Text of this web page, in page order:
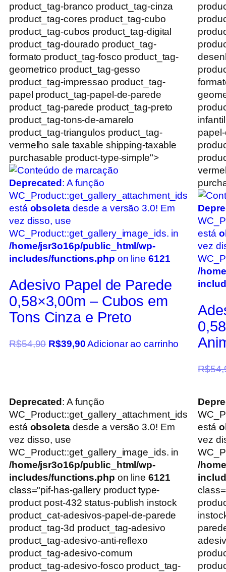
product_tag-branco product_tag-cinza
product_tag-cores product_tag-cubo
product_tag-cubos product_tag-digital
product_tag-dourado product_tag-
formato product_tag-fosco product_tag-
geometrico product_tag-gesso
product_tag-impressao product_tag-
papel product_tag-papel-de-parede
product_tag-parede product_tag-preto
product_tag-tons-de-amarelo
product_tag-triangulos product_tag-
vermelho sale taxable shipping-taxable
purchasable product-type-simple">
Deprecated : A função
WC_Product::get_gallery_attachment_ids
está obsoletadesde a versão 3.0! Em
vez disso, use
WC_Product::get_gallery_image_ids. in
/home/jsr3o16p/public_html/wp-
includes/functions.php on line 6121
Adesivo Papel de Parede
0,58×3,00m – Cubos em
Tons Cinza e Preto
R$54,90 R$39,90 Adicionar ao carrinho
está
vez
/
R$
Deprecated: A função
WC_Product::get_gallery_attachment_ids
está obsoletadesde a versão 3.0! Em
vez disso, use
WC_Product::get_gallery_image_ids. in
/home/jsr3o16p/public_html/wp-
includes/functions.php on line 6121
class="pif-has-gallery product type-
product post-432 status-publish instock
product_cat-adesivos-papel-de-parede
product_tag-3d product_tag-adesivo
product_tag-adesivo-anti-reflexo
product_tag-adesivo-comum
product_tag-adesivo-fosco product_tag-
está
vez
/